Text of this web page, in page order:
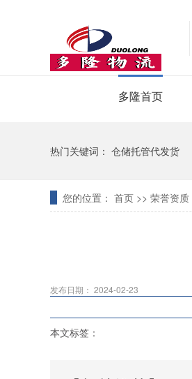
多隆首页
热门关键词： 仓储托管代发货
您的位置： 首页 >> 荣誉资质
发布日期： 2024-02-23
本文标签：